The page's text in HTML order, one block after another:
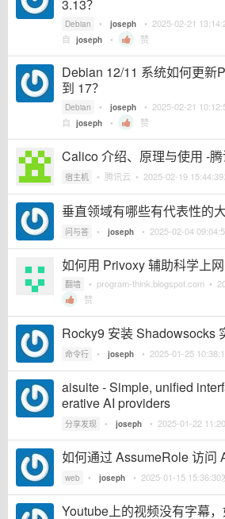
3.13？
Debian • joseph • 2025-02-21
自 joseph • 赞
Debian 12/11 系统如何更新
到 17？
Debian • joseph • 2025-02-21
自 joseph • 赞
Calico 介绍、原理与使用 -
宿主机 • 腾讯云 • 2025-02-19 15:44:39
垂直领域有哪些有代表性的
问与答 • joseph • 2025-02-04
如何用 Privoxy 辅助科学上网
翻墙 • program-think.blogspot.com •
赞
Rocky9 安装 Shadowsocks
命令行 • joseph • 2025-01-25
aisuite - Simple, unified
erative AI providers
分享发现 • joseph • 2025-01-22
如何通过 AssumeRole 访问
web • joseph • 2025-01-15 15:36:30
Youtube上的视频没有字幕